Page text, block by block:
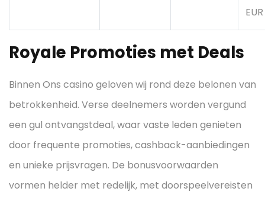
EUR
Royale Promoties met Deals
Binnen Ons casino geloven wij rond deze belonen van
betrokkenheid. Verse deelnemers worden vergund
een gul ontvangstdeal, waar vaste leden genieten
door frequente promoties, cashback-aanbiedingen
en unieke prijsvragen. De bonusvoorwaarden
vormen helder met redelijk, met doorspeelvereisten